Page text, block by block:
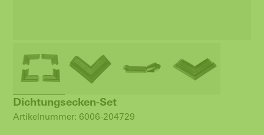
Dichtungsecken-Set
Artikelnummer: 6006-204729